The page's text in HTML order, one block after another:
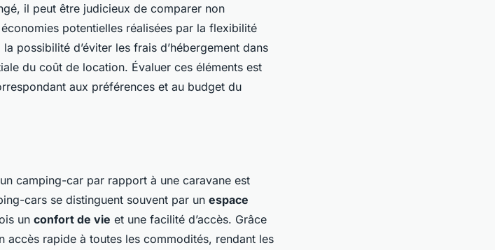
il peut être judicieux de comparer non
potentielles réalisées par la flexibilité
possibilité d’éviter les frais d’hébergement dans
du coût de location. Évaluer ces éléments est
aux préférences et au budget du
camping-car par rapport à une caravane est
cars se distinguent souvent par un espace
un confort de vie et une facilité d’accès. Grâce
accès rapide à toutes les commodités, rendant les